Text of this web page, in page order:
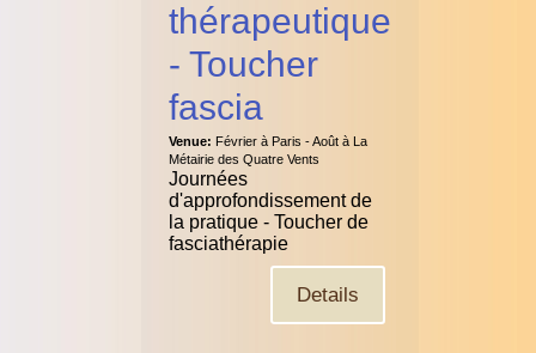
thérapeutique
- Toucher
fascia
Venue: Février à Paris - Août à La
Métairie des Quatre Vents
Journées
d'approfondissement de
la pratique - Toucher de
fasciathérapie
Details